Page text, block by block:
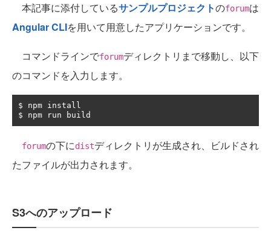
本記事に添付しているサンプルプロジェクトのforumは
Angular CLIを用いて用意したアプリケーションです。
コマンドラインでforumディレクトリまで移動し、以下
のコマンドを入力します。
$ npm install
$ npm run build
forumの下にdistディレクトリが生成され、ビルドされ
たファイルが出力されます。
S3へのアップロード